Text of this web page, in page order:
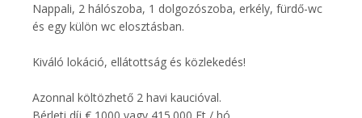
Nappali, 2 hálószoba, 1 dolgozószoba, erkély, fürdő-wc
és egy külön wc elosztásban.
Kiváló lokáció, ellátottság és közlekedés!
Azonnal költözhető 2 havi kaucióval.